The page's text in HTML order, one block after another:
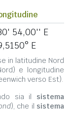
54,00'' E
E
in latitudine Nord
e longitudine
verso Est).
sia il sistema
), che il sistema